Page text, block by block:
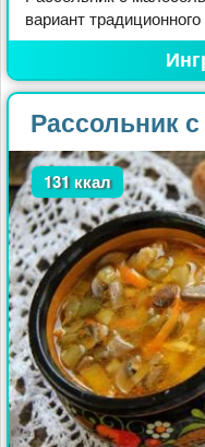
вариант традиционного
Рассольник
131 ккал